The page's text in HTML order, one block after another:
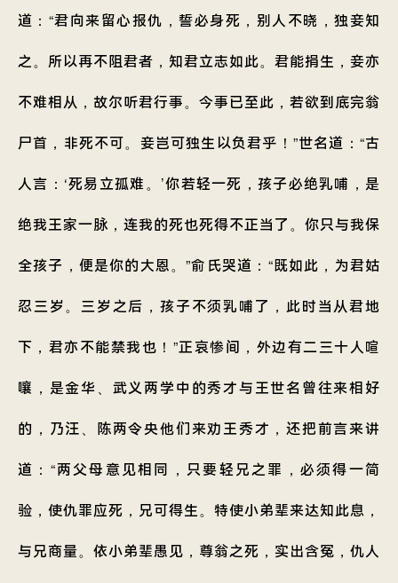
道：“君向来留心报仇，誓必身死，别人不晓，独妾知
之。所以再不阻君者，知君立志如此。君能捐生，妾亦
不难相从，故尔听君行事。今事已至此，若欲到底完翁
尸首，非死不可。妾岂可独生以负君乎！”世名道：“古
人言：‘死易立孤难。’你若轻一死，孩子必绝乳哺，是
绝我王家一脉，连我的死也死得不正当了。你只与我保
全孩子，便是你的大恩。”俞氏哭道：“既如此，为君姑
忍三岁。三岁之后，孩子不须乳哺了，此时当从君地
下，君亦不能禁我也！”正哀惨间，外边有二三十人喧
嚷，是金华、武义两学中的秀才与王世名曾往来相好
的，乃汪、陈两令央他们来劝王秀才，还把前言来讲
道：“两父母意见相同，只要轻兄之罪，必须得一简
验，使仇罪应死，兄可得生。特使小弟辈来达知此息，
与兄商量。依小弟辈愚见，尊翁之死，实出含冤，仇人